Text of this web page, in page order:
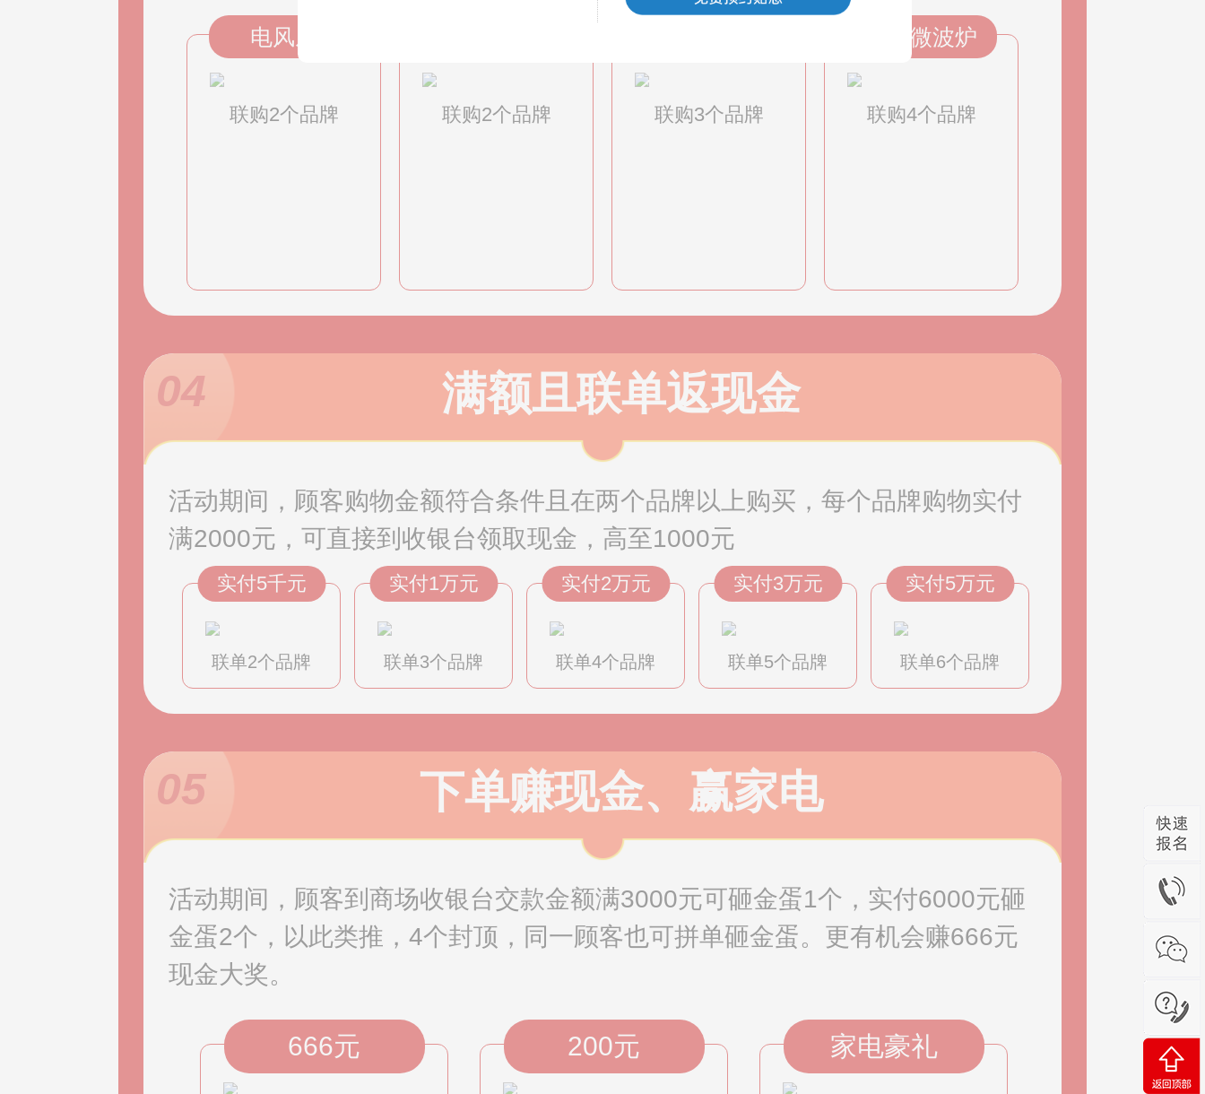
电风扇
联购2个品牌 联购2个品牌 联购3个品牌
品牌微波炉
联购4个品牌
04 满额且联单返现金
活动期间，顾客购物金额符合条件且在两个品牌以上购买，每个品牌购物实付
满2000元，可直接到收银台领取现金，高至1000元
实付5千元
联单2个品牌
实付1万元
联单3个品牌
实付2万元
联单4个品牌
实付3万元
联单5个品牌
实付5万元
联单6个品牌
05 下单赚现金、赢家电
活动期间，顾客到商场收银台交款金额满3000元可砸金蛋1个，实付6000元砸
金蛋2个，以此类推，4个封顶，同一顾客也可拼单砸金蛋。更有机会赚666元
现金大奖。
666元 200元 家电豪礼